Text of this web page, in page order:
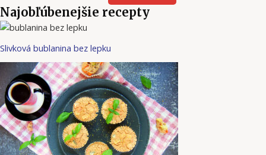
Najobľúbenejšie recepty
Slivková bublanina bez lepku